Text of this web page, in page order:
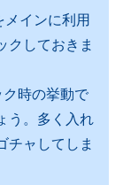
インに利用
クしておきま
時の挙動で
う。多く入れ
チャしてしま